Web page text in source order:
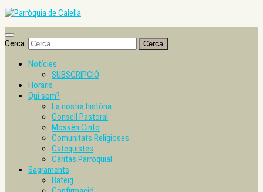
Cerca:
Notícies
SUBSCRIPCIÓ
Horaris
Qui som?
La nostra història
Consell Pastoral
Mossèn Cinto
Comunitats Religioses
Catequistes
Càritas Parroquial
Sagraments
Bateig